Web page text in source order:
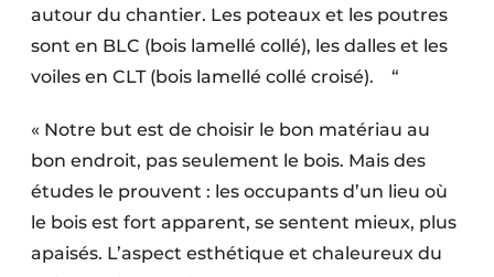
autour du chantier. Les poteaux et les poutres
sont en BLC (bois lamellé collé), les dalles et les
voiles en CLT (bois lamellé collé croisé). “
« Notre but est de choisir le bon matériau au
bon endroit, pas seulement le bois. Mais des
études le prouvent : les occupants d’un lieu où
le bois est fort apparent, se sentent mieux, plus
apaisés. L’aspect esthétique et chaleureux du